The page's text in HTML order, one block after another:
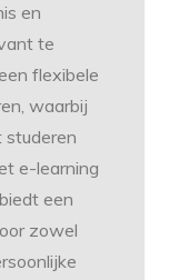
en
te
flexibele
waarbij
studeren
e-learning
een
zowel